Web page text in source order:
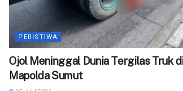
PERISTIWA
Ojol Meninggal Dunia Tergilas Truk
Mapolda Sumut